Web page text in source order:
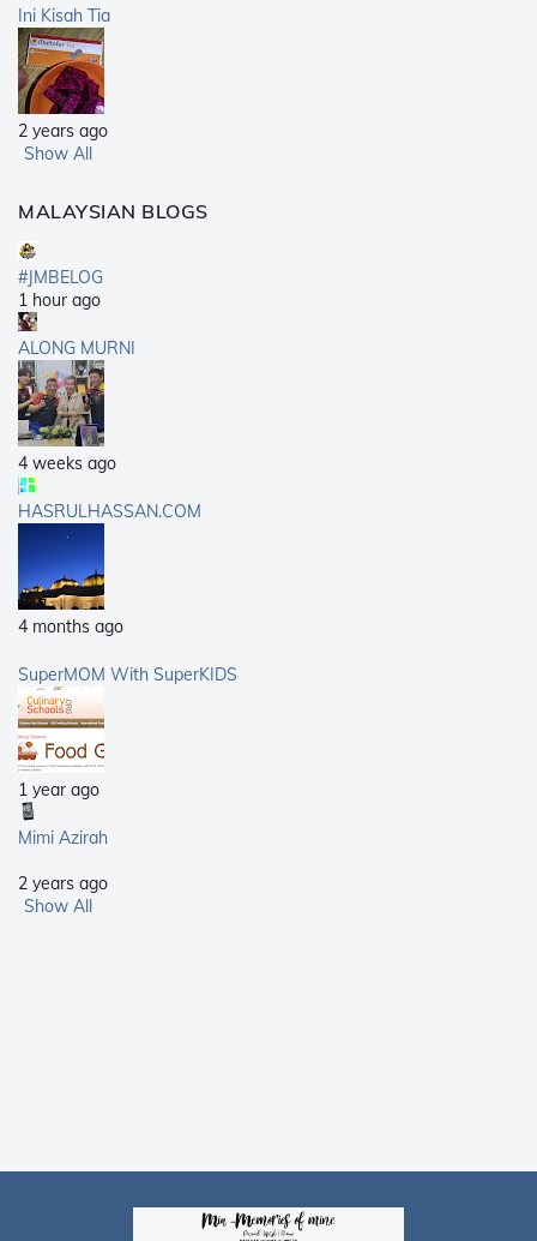
Ini Kisah Tia
2 years ago
Show All
MALAYSIAN BLOGS
#JMBELOG
1 hour ago
ALONG MURNI
4 weeks ago
HASRULHASSAN.COM
4 months ago
SuperMOM With SuperKIDS
1 year ago
Mimi Azirah
2 years ago
Show All